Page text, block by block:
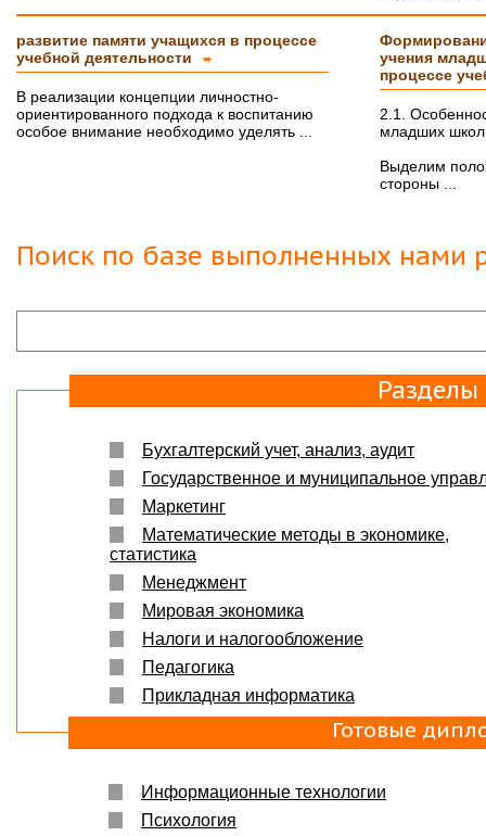
развитие памяти учащихся в процессе
учебной деятельности
➨
В реализации концепции личностно-
ориентированного подхода к воспитанию
особое внимание необходимо уделять ...
учения
процессе
2.1.
младших
Выделим
стороны ...
Поиск по базе выполненных нами
Бухгалтерский учет, анализ, аудит
Государственное и муниципальное
Маркетинг
Математические методы в экономике,
статистика
Менеджмент
Мировая экономика
Налоги и налогообложение
Педагогика
Прикладная информатика
Готовые
Информационные технологии
Психология